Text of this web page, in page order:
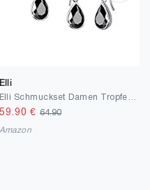
Elli
59.90 € 64.90
Amazon